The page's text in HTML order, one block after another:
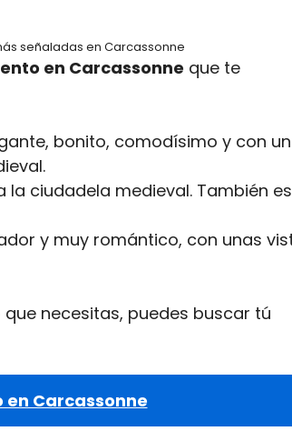
señaladas en Carcassonne
en Carcassonne que te
bonito, comodísimo y con
la ciudadela medieval. También
y muy romántico, con unas
necesitas, puedes buscar tú
Carcassonne